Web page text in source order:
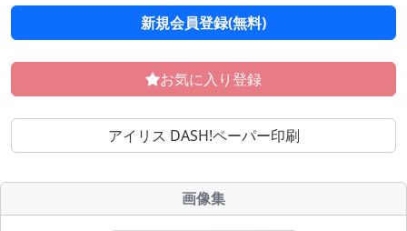
新規会員登録(無料)
お気に入り登録
アイリス DASH!ペーパー印刷
画像集